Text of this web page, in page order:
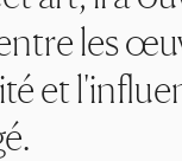
les
et